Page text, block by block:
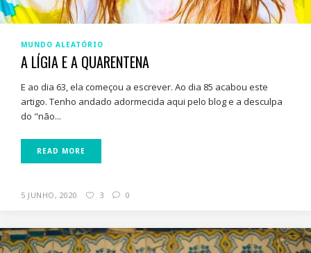
MUNDO ALEATÓRIO
A LÍGIA E A QUARENTENA
E ao dia 63, ela começou a escrever. Ao dia 85 acabou este
artigo. Tenho andado adormecida aqui pelo blog e a desculpa
do "não...
READ MORE
5 JUNHO, 2020 3 0